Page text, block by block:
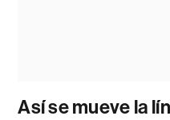
Así se mueve la